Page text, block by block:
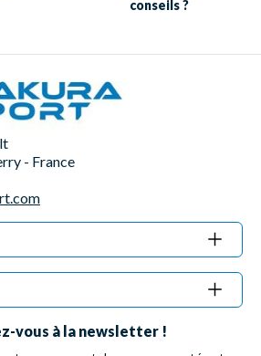
conseils ?
- France
vous à la newsletter !